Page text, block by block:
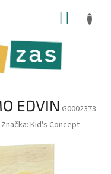
EDVIN G0002373
Značka: Kid's Concept